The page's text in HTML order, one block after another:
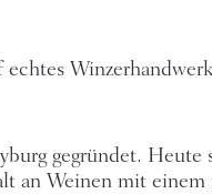
gegründet.
Weinen mit einem